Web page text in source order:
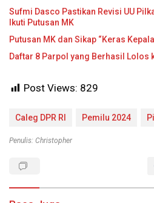
Sufmi Dasco Pastikan Revisi UU
Ikuti Putusan MK
Putusan MK dan Sikap “Keras
Daftar 8 Parpol yang Berhasil Lolos
Post Views: 829
Caleg DPR RI Pemilu 2024
Penulis: Christopher